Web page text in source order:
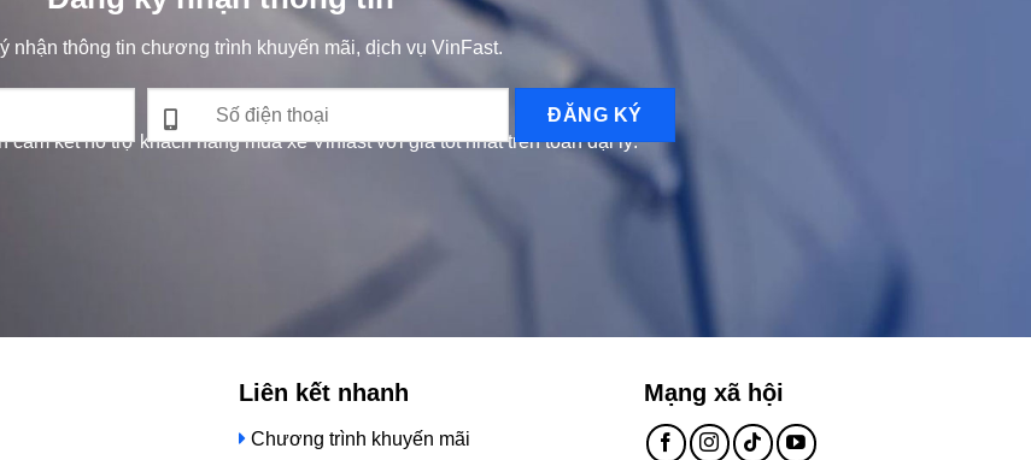
nhận thông tin chương trình khuyến mãi, dịch vụ VinFast.
kết hỗ trợ khách hàng mua xe Vinfast với giá tốt nhất trên toàn đại lý.
Liên kết nhanh
Chương trình khuyến mãi
Mạng xã hội